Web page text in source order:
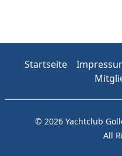
Startseite
© 2026 Yachtclub
All